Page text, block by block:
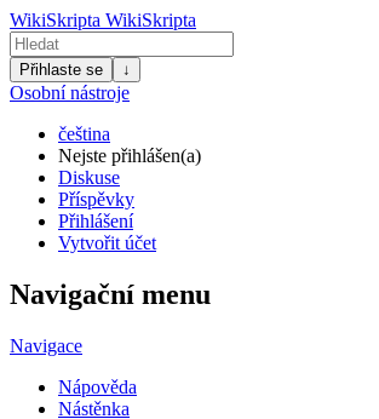
WikiSkripta WikiSkripta
Přihlaste se ↓
Osobní nástroje
čeština
Nejste přihlášen(a)
Diskuse
Příspěvky
Přihlášení
Vytvořit účet
Navigační menu
Navigace
Nápověda
Nástěnka